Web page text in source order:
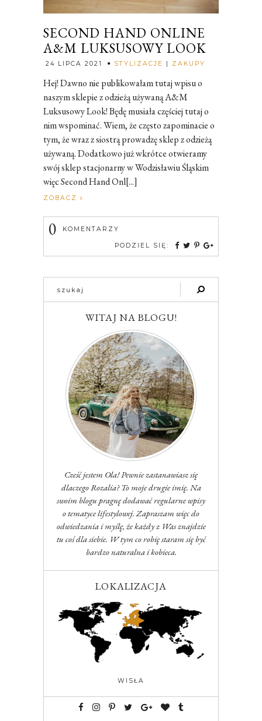
SECOND HAND ONLINE
A&M LUKSUSOWY LOOK
24 LIPCA 2021 STYLIZACJE | ZAKUPY
Hej! Dawno nie publikowałam tutaj wpisu o
naszym sklepie z odzieżą używaną A&M
Luksusowy Look! Będę musiała częściej tutaj o
nim wspominać. Wiem, że często zapominacie o
tym, że wraz z siostrą prowadzę sklep z odzieżą
używaną. Dodatkowo już wkrótce otwieramy
swój sklep stacjonarny w Wodzisławiu Śląskim
więc Second Hand Onl[...]
ZOBACZ
0 KOMENTARZY
PODZIEL SIĘ:
WITAJ NA BLOGU!
Cześć jestem Ola! Pewnie zastanawiasz się
dlaczego Rozalia? To moje drugie imię. Na
swoim blogu pragnę dodawać regularne wpisy
o tematyce lifestylowej. Zapraszam więc do
odwiedzania i myślę, że każdy z Was znajdzie
tu coś dla siebie. W tym co robię staram się być
bardzo naturalna i kobieca.
LOKALIZACJA
WISŁA